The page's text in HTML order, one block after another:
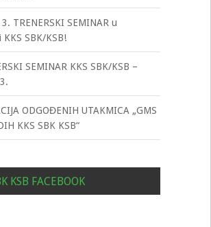
TRENERSKI SEMINAR u
KKS SBK/KSB!
SEMINAR KKS SBK/KSB –
ODGOĐENIH UTAKMICA „GMS
KKS SBK KSB“
KSB FACEBOOK